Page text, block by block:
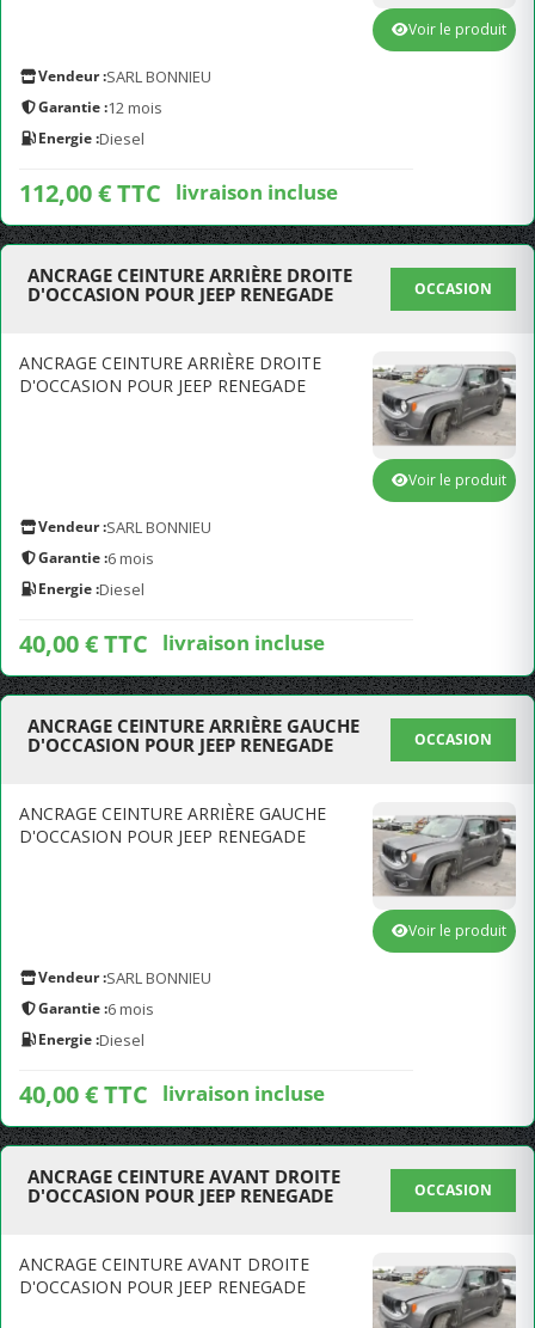
Vendeur :SARL BONNIEU
Garantie :12 mois
Energie :Diesel
112,00 € TTC livraison incluse
Voir le produit
ANCRAGE CEINTURE ARRIÈRE DROITE
D'OCCASION POUR JEEP RENEGADE
OCCASION
ANCRAGE CEINTURE ARRIÈRE DROITE
D'OCCASION POUR JEEP RENEGADE
Vendeur :SARL BONNIEU
Garantie :6 mois
Energie :Diesel
40,00 € TTC livraison incluse
Voir le produit
ANCRAGE CEINTURE ARRIÈRE GAUCHE
D'OCCASION POUR JEEP RENEGADE
OCCASION
ANCRAGE CEINTURE ARRIÈRE GAUCHE
D'OCCASION POUR JEEP RENEGADE
Vendeur :SARL BONNIEU
Garantie :6 mois
Energie :Diesel
40,00 € TTC livraison incluse
Voir le produit
ANCRAGE CEINTURE AVANT DROITE
D'OCCASION POUR JEEP RENEGADE
OCCASION
ANCRAGE CEINTURE AVANT DROITE
D'OCCASION POUR JEEP RENEGADE